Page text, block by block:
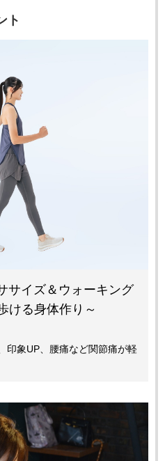
ト
サイズ＆ウォーキング
ける身体作り～
印象UP、腰痛など関節痛が軽